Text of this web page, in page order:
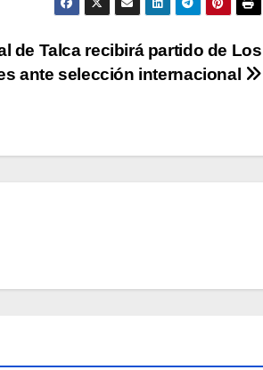
de Talca recibirá partido de Los
ante selección internacional